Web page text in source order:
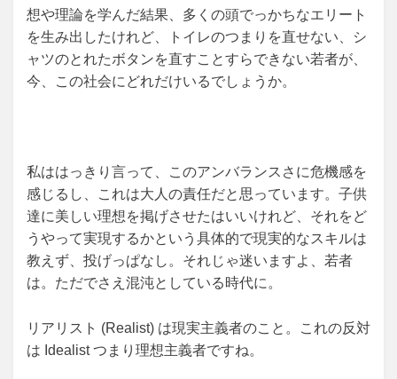
想や理論を学んだ結果、多くの頭でっかちなエリート
を生み出したけれど、トイレのつまりを直せない、シ
ャツのとれたボタンを直すことすらできない若者が、
今、この社会にどれだけいるでしょうか。
私ははっきり言って、このアンバランスさに危機感を
感じるし、これは大人の責任だと思っています。子供
達に美しい理想を掲げさせたはいいけれど、それをど
うやって実現するかという具体的で現実的なスキルは
教えず、投げっぱなし。それじゃ迷いますよ、若者
は。ただでさえ混沌としている時代に。
リアリスト (Realist) は現実主義者のこと。これの反対
は Idealist つまり理想主義者ですね。